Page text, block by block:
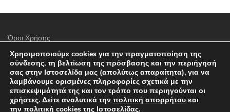
Όροι Χρήσης
Πολιτική προστασίας απορρήτου
Τρόποι Πληρωμής
Επιλογές Αποστολών
Χρησιμοποιούμε cookies για την πραγματοποίηση της
σύνδεσης, τη βελτίωση της πρόσβασης και την περιήγησή
σας στην Ιστοσελίδα μας (απολύτως απαραίτητα), για να
λαμβάνουμε ορισμένες πληροφορίες σχετικά με την
επισκεψιμότητά της και τον τρόπο που περιηγούνται οι
χρήστες. Δείτε αναλυτικά την πολιτική απορρήτου και
την πολιτική cookies της Ιστοσελίδας.